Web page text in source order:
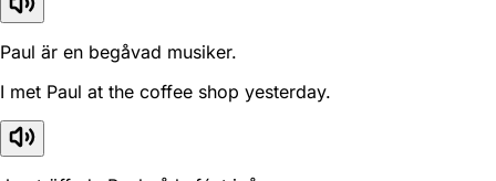
Paul är en begåvad musiker.
I met Paul at the coffee shop yesterday.